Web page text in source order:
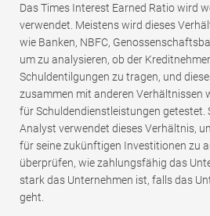
Das Times Interest Earned Ratio wird
verwendet. Meistens wird dieses
wie Banken, NBFC,
um zu analysieren, ob der
Schuldentilgungen zu tragen, und
zusammen mit anderen Verhältnissen
für Schuldendienstleistungen getestet.
Analyst verwendet dieses Verhältnis,
für seine zukünftigen Investitionen zu
überprüfen, wie zahlungsfähig das
stark das Unternehmen ist, falls das
geht.